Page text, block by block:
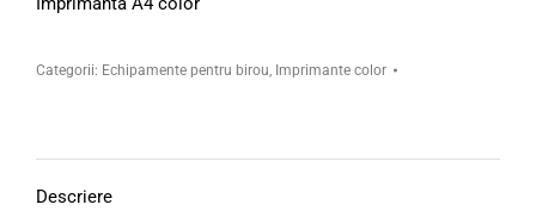
Categorii: Echipamente pentru birou, Imprimante color
Descriere